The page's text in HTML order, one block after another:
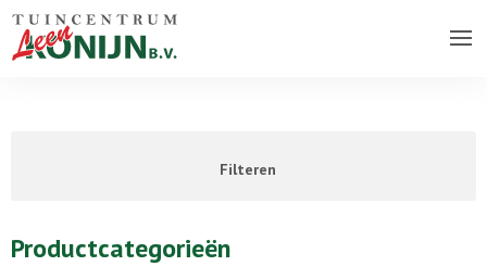
Filteren
Productcategorieën